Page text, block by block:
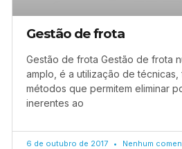
Gestão de frota
Gestão de frota Gestão de frota
amplo, é a utilização de técnicas,
métodos que permitem eliminar
inerentes ao
6 de outubro de 2017 Nenhum